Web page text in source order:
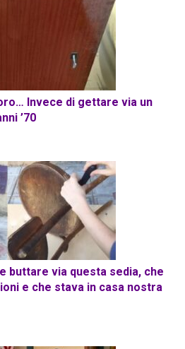
Invece di gettare via un
’70
buttare via questa sedia, che
e che stava in casa nostra